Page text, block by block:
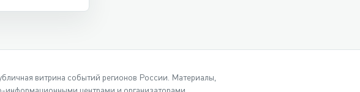
витрина событий регионов России. Материалы,
информационными центрами и организаторами.